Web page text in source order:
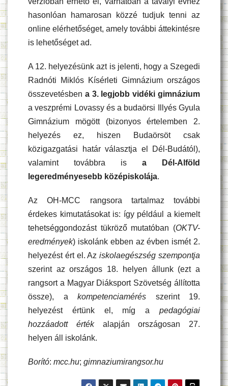
hasonlóan hamarosan közzé tudjuk tenni az
online elérhetőséget, amely további áttekintésre
is lehetőséget ad.
A 12. helyezésünk azt is jelenti, hogy a Szegedi
Radnóti Miklós Kísérleti Gimnázium országos
összevetésben a 3. legjobb vidéki gimnázium
a veszprémi Lovassy és a budaörsi Illyés Gyula
Gimnázium mögött (bizonyos értelemben 2.
helyezés ez, hiszen Budaörsöt csak
közigazgatási határ választja el Dél-Budától),
valamint továbbra is a Dél-Alföld
legeredményesebb középiskolája.
Az OH-MCC rangsora tartalmaz további
érdekes kimutatásokat is: így például a kiemelt
tehetséggondozást tükröző mutatóban (OKTV-
eredmények) iskolánk ebben az évben ismét 2.
helyezést ért el. Aziskolaegészség szempontja
szerint az országos 18. helyen állunk (ezt a
rangsort a Magyar Diáksport Szövetség állította
össze), a kompetenciamérés szerint 19.
helyezést értünk el, míg a pedagógiai
hozzáadott értékalapján országosan 27.
helyen áll iskolánk.
Borító: mcc.hu; gimnaziumirangsor.hu